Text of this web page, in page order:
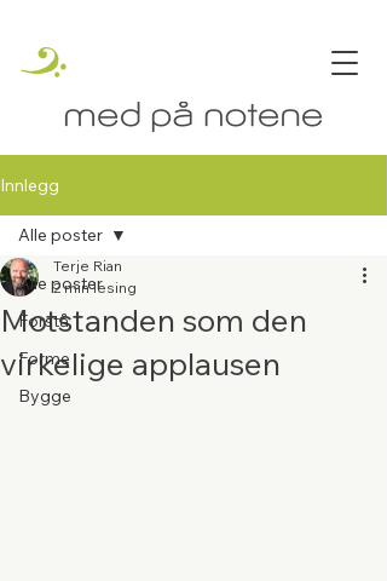
Innlegg
Alle poster
Forstå
Forme
Bygge
Alle poster
Motstanden som den
virkelige applausen
Terje Rian
2 min lesing